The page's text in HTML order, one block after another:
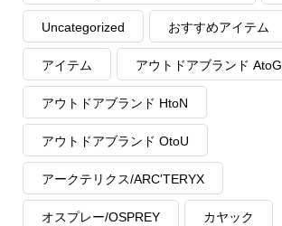
Uncategorized おすすめアイテム
アイテム アウトドアブランド AtoG
アウトドアブランド HtoN
アウトドアブランド OtoU
アークテリクス/ARC'TERYX
オスプレー/OSPREY カヤック